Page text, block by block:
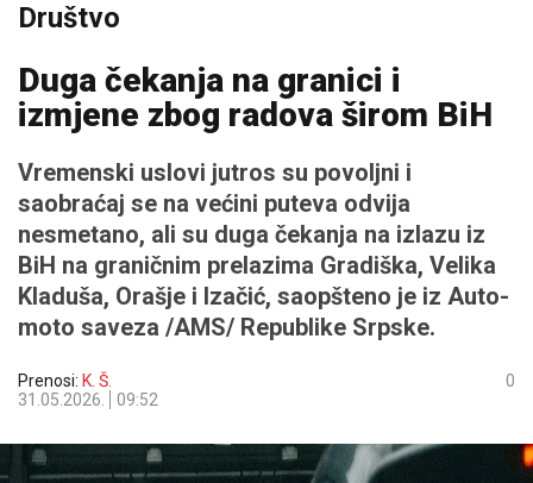
Društvo
Duga čekanja na granici i
izmjene zbog radova širom BiH
Vremenski uslovi jutros su povoljni i
saobraćaj se na većini puteva odvija
nesmetano, ali su duga čekanja na izlazu iz
BiH na graničnim prelazima Gradiška, Velika
Kladuša, Orašje i Izačić, saopšteno je iz Auto-
moto saveza /AMS/ Republike Srpske.
Prenosi: K. Š.
31.05.2026.
09:52
0